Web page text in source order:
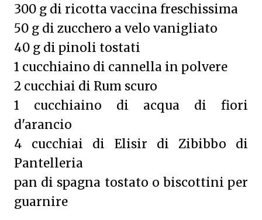
300 g di ricotta vaccina freschissima
50 g di zucchero a velo vanigliato
40 g di pinoli tostati
1 cucchiaino di cannella in polvere
2 cucchiai di Rum scuro
1 cucchiaino di acqua di fiori
d'arancio
4 cucchiai di Elisir di Zibibbo di
Pantelleria
pan di spagna tostato o biscottini per
guarnire